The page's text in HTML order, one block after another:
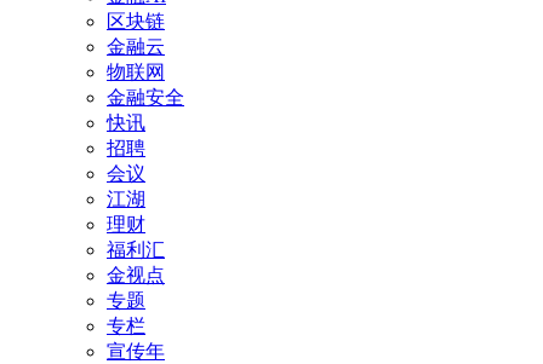
区块链
金融云
物联网
金融安全
快讯
招聘
会议
江湖
理财
福利汇
金视点
专题
专栏
宣传年